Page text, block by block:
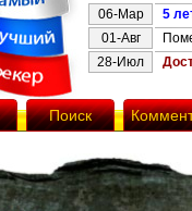
06-Мар
5
01-Авг
28-Июл
Поиск